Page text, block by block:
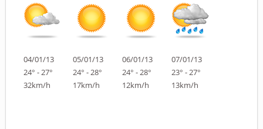
04/01/13
24° - 27°
32km/h
05/01/13
24° - 28°
17km/h
06/01/13
24° - 28°
12km/h
07/01/13
23° - 27°
13km/h